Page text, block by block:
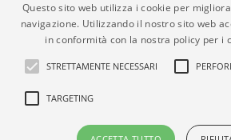
garanzia da parte di quest'ultima.
quindi non è responsabile della
correttezza, della completezza,
materia di privacy e/o di alcun altro
suddetti annunci.
© Copyright 2007 - 2026
Questo sito web utilizza i cookie per
navigazione. Utilizzando il nostro sito web
in conformità con la nostra policy per i
STRETTAMENTE NECESSARI
TARGETING